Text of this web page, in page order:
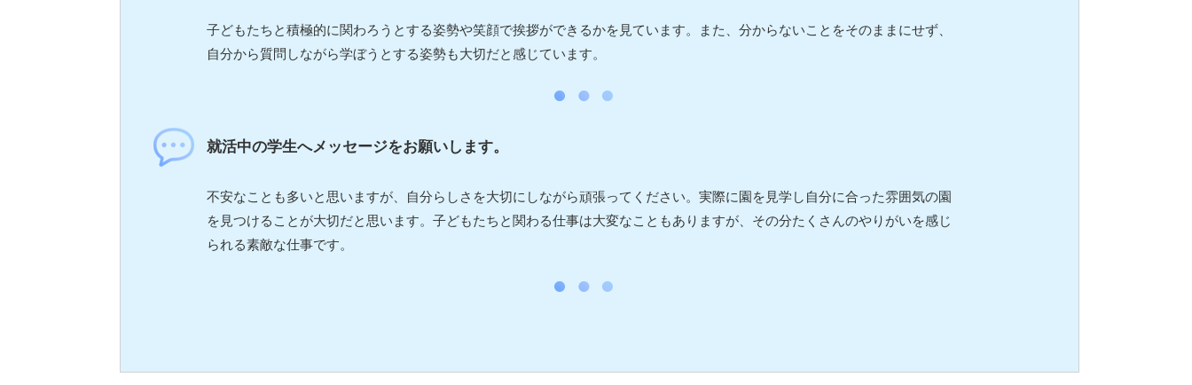
子どもたちと積極的に関わろうとする姿勢や笑顔で挨拶ができるかを見ています。また、分からないことをそのままにせず、
自分から質問しながら学ぼうとする姿勢も大切だと感じています。
就活中の学生へメッセージをお願いします。
不安なことも多いと思いますが、自分らしさを大切にしながら頑張ってください。実際に園を見学し自分に合った雰囲気の園
を見つけることが大切だと思います。子どもたちと関わる仕事は大変なこともありますが、その分たくさんのやりがいを感じ
られる素敵な仕事です。